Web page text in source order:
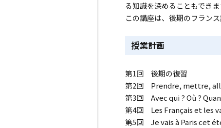
る知識を深めることもできま
この講座は、後期のフラン
授業計画
第1回 後期の復習
第2回 Prendre, mettre,
第3回 Avec qui ? Où ?
第4回 Les Français et les
第5回 Je vais à Paris cet